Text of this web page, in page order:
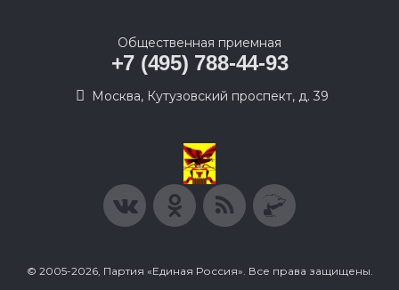
Общественная приемная
+7 (495) 788-44-93
Москва, Кутузовский проспект, д. 39
© 2005-2026, Партия «Единая Россия». Все права защищены.